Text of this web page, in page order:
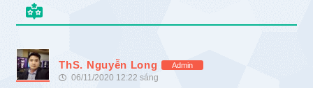
ThS. Nguyễn Long Admin
06/11/2020 12:22 sáng